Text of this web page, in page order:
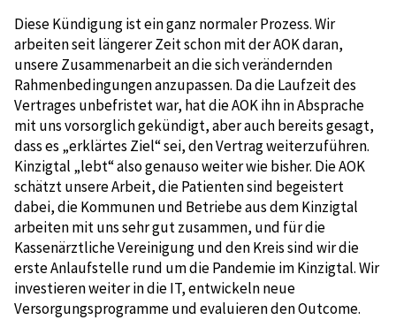
Diese Kündigung ist ein ganz normaler Prozess. Wir
arbeiten seit längerer Zeit schon mit der AOK daran,
unsere Zusammenarbeit an die sich verändernden
Rahmenbedingungen anzupassen. Da die Laufzeit des
Vertrages unbefristet war, hat die AOK ihn in Absprache
mit uns vorsorglich gekündigt, aber auch bereits gesagt,
dass es „erklärtes Ziel“ sei, den Vertrag weiterzuführen.
Kinzigtal „lebt“ also genauso weiter wie bisher. Die AOK
schätzt unsere Arbeit, die Patienten sind begeistert
dabei, die Kommunen und Betriebe aus dem Kinzigtal
arbeiten mit uns sehr gut zusammen, und für die
Kassenärztliche Vereinigung und den Kreis sind wir die
erste Anlaufstelle rund um die Pandemie im Kinzigtal. Wir
investieren weiter in die IT, entwickeln neue
Versorgungsprogramme und evaluieren den Outcome.